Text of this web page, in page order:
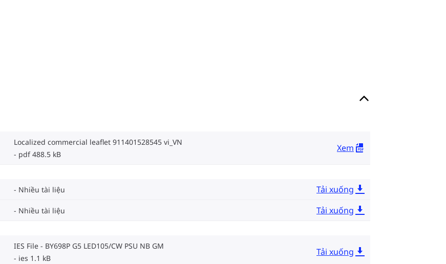
Localized commercial leaflet 911401528545 vi_VN
pdf 488.5 kB
Xem
Nhiều tài liệu
Tải xuống
Nhiều tài liệu Tải xuống
IES File - BY698P G5 LED105/CW PSU NB GM
ies 1.1 kB
Tải xuống